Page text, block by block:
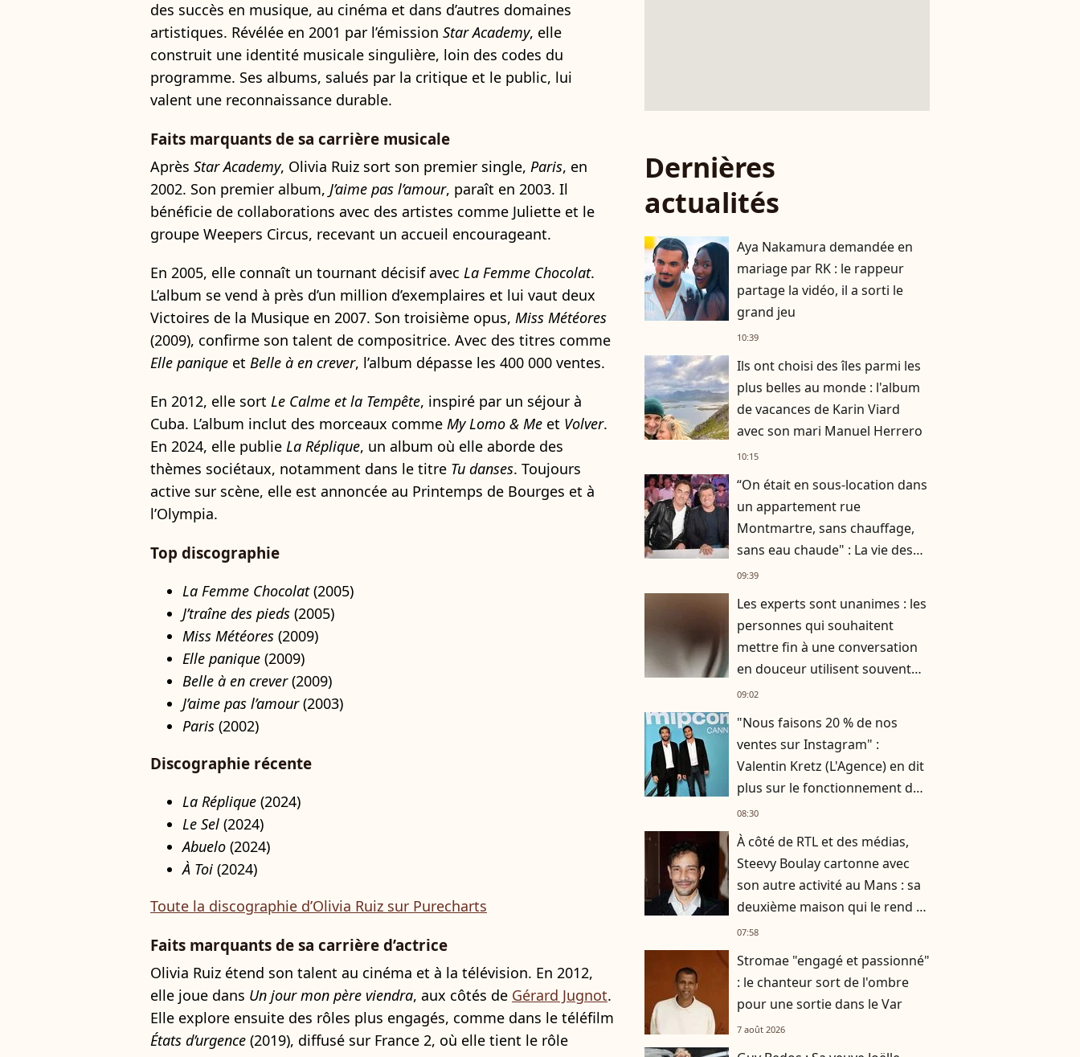
des succès en musique, au cinéma et dans d’autres domaines
artistiques. Révélée en 2001 par l’émission Star Academy, elle
construit une identité musicale singulière, loin des codes du
programme. Ses albums, salués par la critique et le public, lui
valent une reconnaissance durable.
Faits marquants de sa carrière musicale
Après Star Academy, Olivia Ruiz sort son premier single, Paris, en
2002. Son premier album, J’aime pas l’amour, paraît en 2003. Il
bénéficie de collaborations avec des artistes comme Juliette et le
groupe Weepers Circus, recevant un accueil encourageant.
En 2005, elle connaît un tournant décisif avec La Femme Chocolat.
L’album se vend à près d’un million d’exemplaires et lui vaut deux
Victoires de la Musique en 2007. Son troisième opus, Miss Météores
(2009), confirme son talent de compositrice. Avec des titres comme
Elle panique et Belle à en crever, l’album dépasse les 400 000 ventes.
En 2012, elle sort Le Calme et la Tempête, inspiré par un séjour à
Cuba. L’album inclut des morceaux comme My Lomo & Me et Volver.
En 2024, elle publie La Réplique, un album où elle aborde des
thèmes sociétaux, notamment dans le titre Tu danses. Toujours
active sur scène, elle est annoncée au Printemps de Bourges et à
l’Olympia.
Top discographie
La Femme Chocolat(2005)
J’traîne des pieds (2005)
Miss Météores (2009)
Elle panique (2009)
Belle à en crever(2009)
J’aime pas l’amour(2003)
Paris (2002)
Discographie récente
La Réplique (2024)
Le Sel (2024)
Abuelo (2024)
À Toi (2024)
Toute la discographie d’Olivia Ruiz sur Purecharts
Faits marquants de sa carrière d’actrice
Olivia Ruiz étend son talent au cinéma et à la télévision. En 2012,
elle joue dans Un jour mon père viendra, aux côtés de Gérard Jugnot.
Elle explore ensuite des rôles plus engagés, comme dans le téléfilm
États d’urgence (2019), diffusé sur France 2, où elle tient le rôle
Dernières
actualités
Aya Nakamura demandée en
mariage par RK : le rappeur
partage la vidéo, il a sorti le
grand jeu
10:39
Ils ont choisi des îles parmi les
plus belles au monde : l'album
de vacances de Karin Viard
avec son mari Manuel Herrero
10:15
“On était en sous-location dans
un appartement rue
Montmartre, sans chauffage,
sans eau chaude" : La vie des
Chevaliers du Fiel avant le
09:39
Les experts sont unanimes : les
personnes qui souhaitent
mettre fin à une conversation
en douceur utilisent souvent
ces 10 expressions courantes
09:02
"Nous faisons 20 % de nos
ventes sur Instagram" :
Valentin Kretz (L'Agence) en dit
plus sur le fonctionnement du
business familial
08:30
À côté de RTL et des médias,
Steevy Boulay cartonne avec
son autre activité au Mans : sa
deuxième maison qui le rend si
heureux
07:58
Stromae "engagé et passionné"
: le chanteur sort de l'ombre
pour une sortie dans le Var
7 août 2026